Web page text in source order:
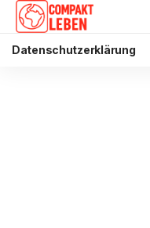
Datenschutzerklärung